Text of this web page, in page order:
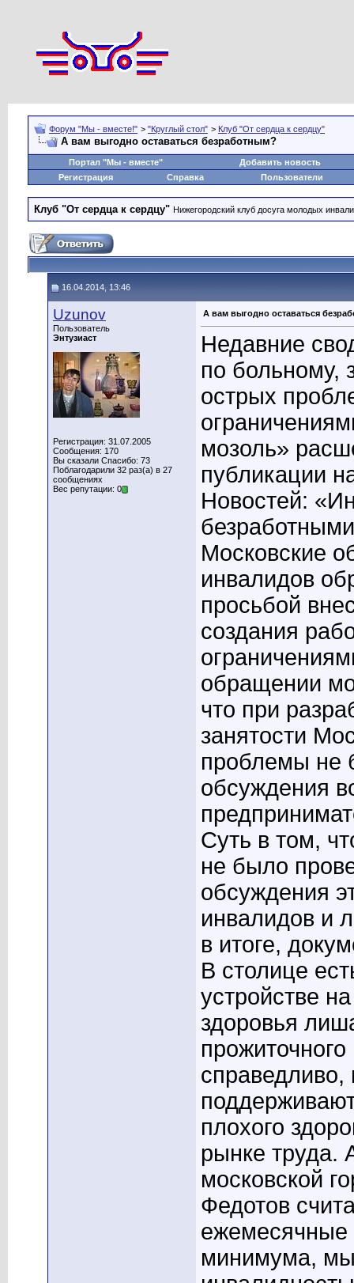
Форум "Мы - вместе!" > "Круглый стол" > Клуб "От сердца к сердцу"
А вам выгодно оставаться безработным?
Портал "Мы - вместе"
Добавить новость
Регистрация
Справка Пользователи
Клуб "От сердца к сердцу" Нижегородский клуб досуга молодых
16.04.2014, 13:46
Uzunov
Пользователь
Энтузиаст
Регистрация: 31.07.2005
Сообщения: 170
Вы сказали Спасибо: 73
Поблагодарили 32 раз(а) в 27
сообщениях
Вес репутации: 0
А вам выгодно оставаться
Недавние
по больному,
острых
мозоль»
публикации
Новостей:
Московские
инвалидов
просьбой
создания
обращении
что при
занятости
проблемы не
обсуждения
Суть в том,
не было
обсуждения
инвалидов и
в итоге,
В столице
устройстве
здоровья
справедливо,
плохого
рынке труда.
московской
Федотов
ежемесячные
минимума,